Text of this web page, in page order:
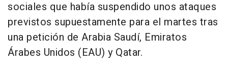
sociales que había suspendido unos ataques
previstos supuestamente para el martes tras
una petición de Arabia Saudí, Emiratos
Árabes Unidos (EAU) y Qatar.